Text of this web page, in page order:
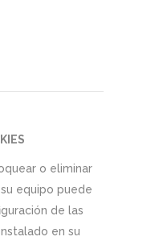
o eliminar
equipo puede
de las
en su